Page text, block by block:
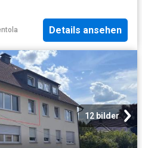
Details ansehen
12 bilder